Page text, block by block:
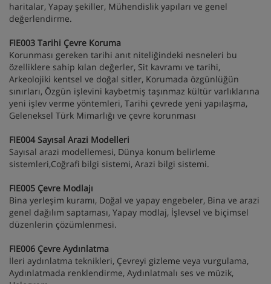
haritalar, Yapay şekiller, Mühendislik yapıları ve genel
değerlendirme.
FIE003 Tarihi Çevre Koruma
Korunması gereken tarihi anıt niteliğindeki nesneleri bu
özelliklere sahip kılan değerler, Sit kavramı ve tarihi,
Arkeolojiki kentsel ve doğal sitler, Korumada özgünlüğün
sınırları, Özgün işlevini kaybetmiş taşınmaz kültür varlıklarına
yeni işlev verme yöntemleri, Tarihi çevrede yeni yapılaşma,
Geleneksel Türk Mimarlığı ve çevre korunması
FIE004 Sayısal Arazi Modelleri
Sayısal arazi modellemesi, Dünya konum belirleme
sistemleri,Coğrafi bilgi sistemi, Arazi bilgi sistemi.
FIE005 Çevre Modlajı
Bina yerleşim kuramı, Doğal ve yapay engebeler, Bina ve arazi
genel dağılım saptaması, Yapay modlaj, İşlevsel ve biçimsel
düzenlerin çözümlenmesi.
FIE006 Çevre Aydınlatma
İleri aydınlatma teknikleri, Çevreyi gizleme veya vurgulama,
Aydınlatmada renklendirme, Aydınlatmalı ses ve müzik,